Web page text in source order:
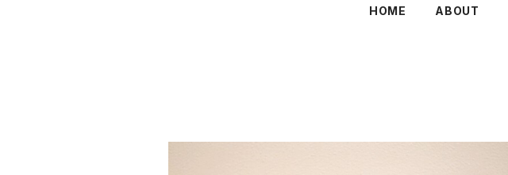
HOME ABOUT